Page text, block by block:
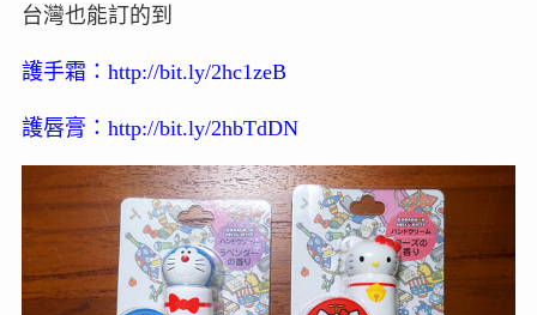
台灣也能訂的到
護手霜： http://bit.ly/2hc1zeB
護唇膏： http://bit.ly/2hbTdDN